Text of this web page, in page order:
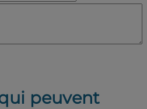
peuvent